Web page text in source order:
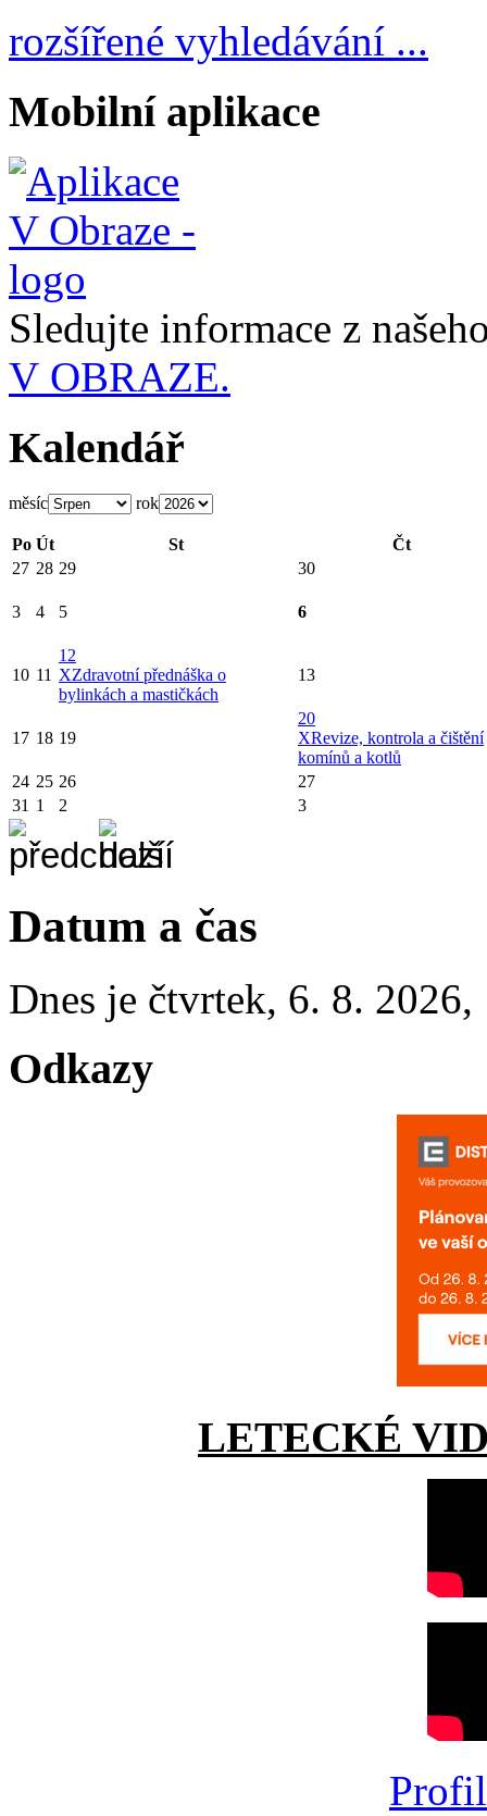
rozšířené vyhledávání ...
Mobilní aplikace
Sledujte informace z
V OBRAZE.
Kalendář
měsíc rok
Po Út St
Čt
27 28 29 30
3 4 5 6
10 11
12
XZdravotní přednáška o
bylinkách a mastičkách
13
17 18 19
20
XRevize, kontrola a čištění
komínů a kotlů
24 25 26
27
31 1 2 3
Datum a čas
Dnes je čtvrtek, 6. 8. 2026,
Odkazy
LETECKÉ